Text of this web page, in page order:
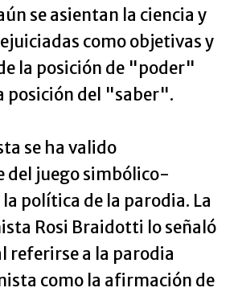
se asientan la ciencia y
como objetivas y
la posición de "poder"
posición del "saber".
se ha valido
del juego simbólico-
política de la parodia. La
Rosi Braidotti lo señaló
referirse a la parodia
como la afirmación de